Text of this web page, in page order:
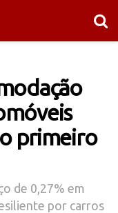
primeiro
de 0,27% em
por carros